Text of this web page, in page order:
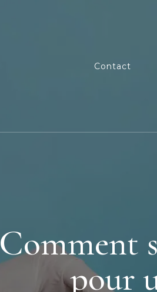
Contact
Comment
pour